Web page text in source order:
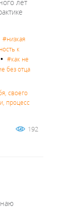
лет
#низкая
к
•#как не
без отца
своего
процесс
192